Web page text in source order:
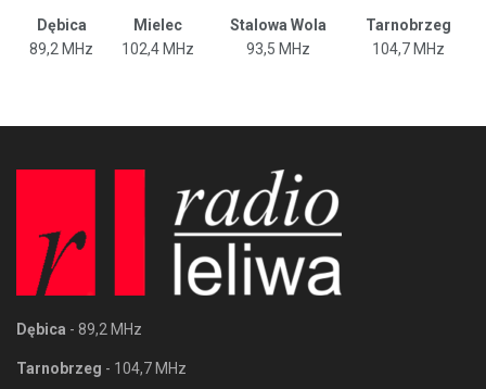
Dębica Mielec Stalowa Wola
Tarnobrzeg
89,2 MHz
102,4 MHz 93,5 MHz 104,7 MHz
Dębica - 89,2 MHz
Tarnobrzeg - 104,7 MHz